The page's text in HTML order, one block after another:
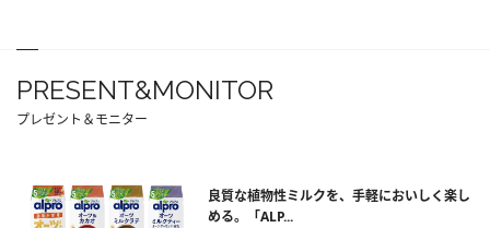
PRESENT&MONITOR
プレゼント＆モニター
良質な植物性ミルクを、手軽においしく楽し
める。「ALP...